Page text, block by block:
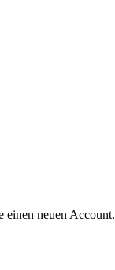
einen neuen Account.